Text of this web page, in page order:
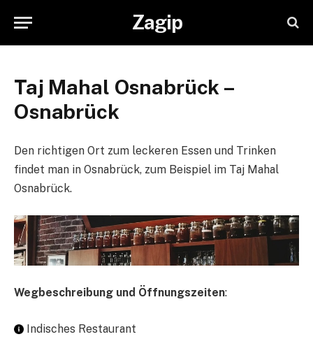
Zagip
Taj Mahal Osnabrück –
Osnabrück
Den richtigen Ort zum leckeren Essen und Trinken
findet man in Osnabrück, zum Beispiel im Taj Mahal
Osnabrück.
Wegbeschreibung und Öffnungszeiten:
Indisches Restaurant